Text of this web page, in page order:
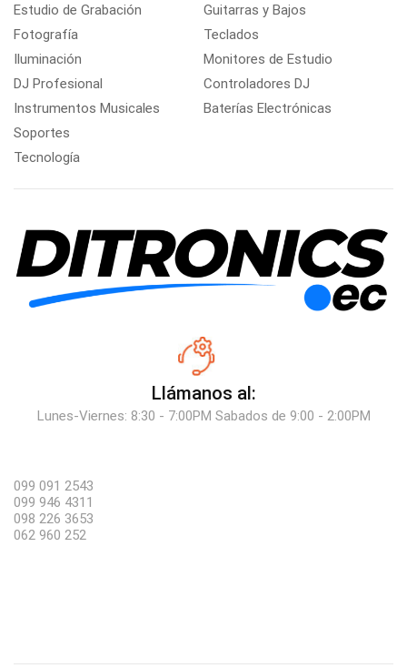
Estudio de Grabación
Fotografía
Iluminación
DJ Profesional
Instrumentos Musicales
Soportes
Tecnología
Guitarras y Bajos
Teclados
Monitores de Estudio
Controladores DJ
Baterías Electrónicas
Llámanos al:
Lunes-Viernes: 8:30 - 7:00PM Sabados de 9:00 - 2:00PM
099 091 2543
099 946 4311
098 226 3653
062 960 252